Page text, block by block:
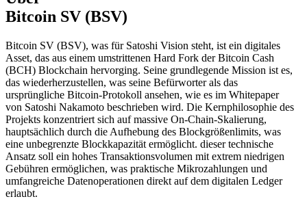
Bitcoin SV (BSV)
Bitcoin SV (BSV), was für Satoshi Vision steht, ist ein digitales
Asset, das aus einem umstrittenen Hard Fork der Bitcoin Cash
(BCH) Blockchain hervorging. Seine grundlegende Mission ist es,
das wiederherzustellen, was seine Befürworter als das
ursprüngliche Bitcoin-Protokoll ansehen, wie es im Whitepaper
von Satoshi Nakamoto beschrieben wird. Die Kernphilosophie des
Projekts konzentriert sich auf massive On-Chain-Skalierung,
hauptsächlich durch die Aufhebung des Blockgrößenlimits, was
eine unbegrenzte Blockkapazität ermöglicht. dieser technische
Ansatz soll ein hohes Transaktionsvolumen mit extrem niedrigen
Gebühren ermöglichen, was praktische Mikrozahlungen und
umfangreiche Datenoperationen direkt auf dem digitalen Ledger
erlaubt.